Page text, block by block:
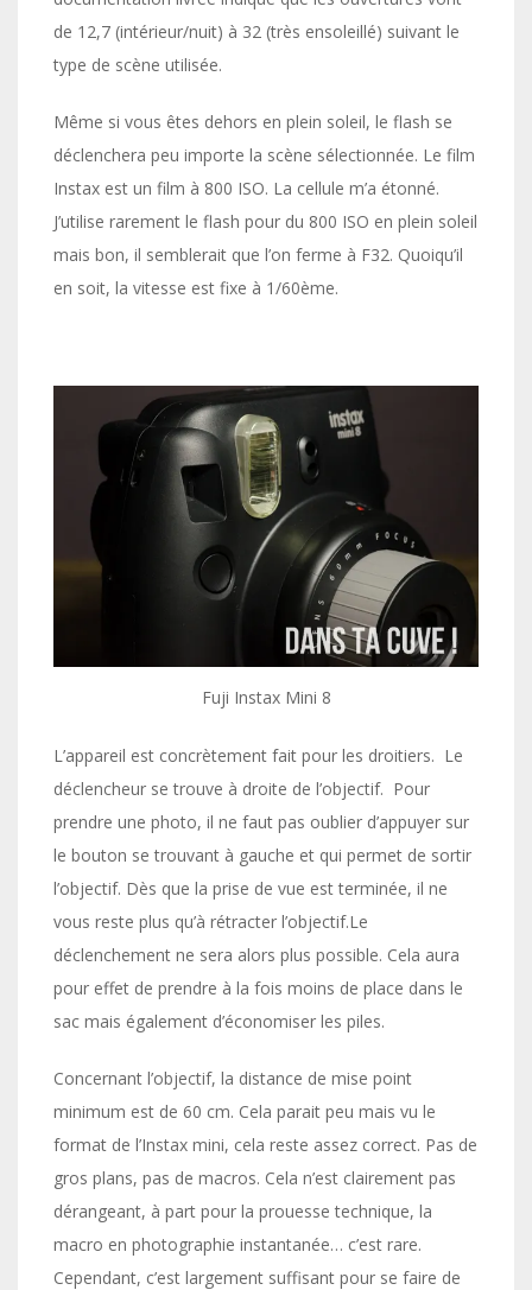
de 12,7 (intérieur/nuit) à 32 (très ensoleillé) suivant le
type de scène utilisée.
Même si vous êtes dehors en plein soleil, le flash se
déclenchera peu importe la scène sélectionnée. Le film
Instax est un film à 800 ISO. La cellule m’a étonné.
J’utilise rarement le flash pour du 800 ISO en plein soleil
mais bon, il semblerait que l’on ferme à F32. Quoiqu’il
en soit, la vitesse est fixe à 1/60ème.
Fuji Instax Mini 8
L’appareil est concrètement fait pour les droitiers. Le
déclencheur se trouve à droite de l’objectif. Pour
prendre une photo, il ne faut pas oublier d’appuyer sur
le bouton se trouvant à gauche et qui permet de sortir
l’objectif. Dès que la prise de vue est terminée, il ne
vous reste plus qu’à rétracter l’objectif.Le
déclenchement ne sera alors plus possible. Cela aura
pour effet de prendre à la fois moins de place dans le
sac mais également d’économiser les piles.
Concernant l’objectif, la distance de mise point
minimum est de 60 cm. Cela parait peu mais vu le
format de l’Instax mini, cela reste assez correct. Pas de
gros plans, pas de macros. Cela n’est clairement pas
dérangeant, à part pour la prouesse technique, la
macro en photographie instantanée… c’est rare.
Cependant, c’est largement suffisant pour se faire de